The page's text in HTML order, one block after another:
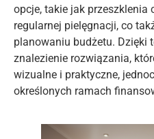
opcje, takie jak przeszklenia
regularnej pielęgnacji, co
planowaniu budżetu. Dzięki
znalezienie rozwiązania,
wizualne i praktyczne,
określonych ramach